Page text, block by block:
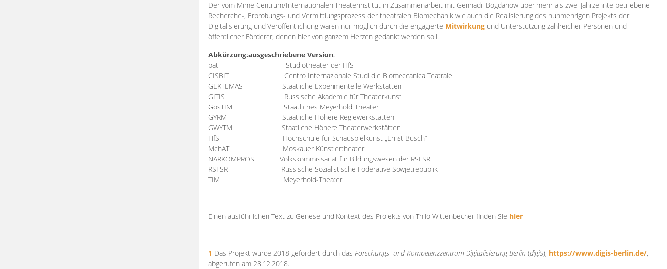
Der vom Mime Centrum/Internationalen Theaterinstitut in Zusammenarbeit mit Gennadij Bogdanow über mehr als zwei Jahrzehnte betriebene
Recherche-, Erprobungs- und Vermittlungsprozess der theatralen Biomechanik wie auch die Realisierung des nunmehrigen Projekts der
Digitalisierung und Veröffentlichung waren nur möglich durch die engagierte Mitwirkung und Unterstützung zahlreicher Personen und
öffentlicher Förderer, denen hier von ganzem Herzen gedankt werden soll.
Abkürzung:ausgeschriebene Version:
bat
Studiotheater der HfS
CISBIT
Centro Internazionale Studi die Biomeccanica Teatrale
GEKTEMAS
Staatliche Experimentelle Werkstätten
GITIS
Russische Akademie für Theaterkunst
GosTIM
Staatliches Meyerhold-Theater
GYRM
Staatliche Höhere Regiewerkstätten
GWYTM
Staatliche Höhere Theaterwerkstätten
HfS
Hochschule für Schauspielkunst „Ernst Busch“
MchAT
Moskauer Künstlertheater
NARKOMPROS
Volkskommissariat für Bildungswesen der RSFSR
RSFSR
Russische Sozialistische Föderative Sowjetrepublik
TIM Meyerhold-Theater
Einen ausführlichen Text zu Genese und Kontext des Projekts von Thilo Wittenbecher finden Sie hier
1 Das Projekt wurde 2018 gefördert durch das Forschungs- und Kompetenzzentrum DigitalisierungBerlin (digiS), https://www.digis-berlin.de/,
abgerufen am 28.12.2018.